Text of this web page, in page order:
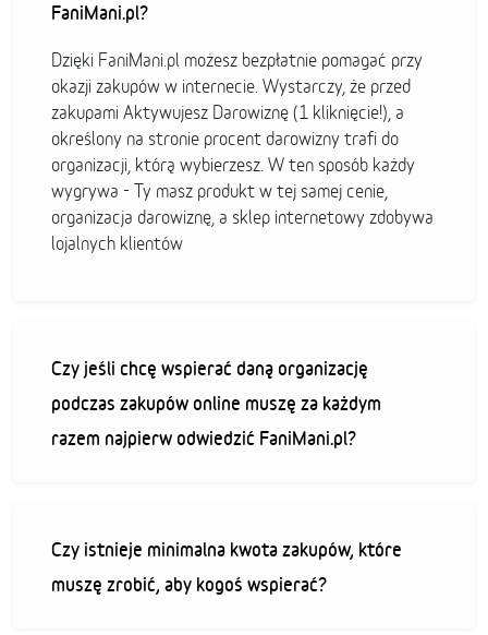
FaniMani.pl?
Dzięki FaniMani.pl możesz bezpłatnie pomagać przy
okazji zakupów w internecie. Wystarczy, że przed
zakupami Aktywujesz Darowiznę (1 kliknięcie!), a
określony na stronie procent darowizny trafi do
organizacji, którą wybierzesz. W ten sposób każdy
wygrywa - Ty masz produkt w tej samej cenie,
organizacja darowiznę, a sklep internetowy zdobywa
lojalnych klientów
Czy jeśli chcę wspierać daną organizację
podczas zakupów online muszę za każdym
razem najpierw odwiedzić FaniMani.pl?
Czy istnieje minimalna kwota zakupów, które
muszę zrobić, aby kogoś wspierać?